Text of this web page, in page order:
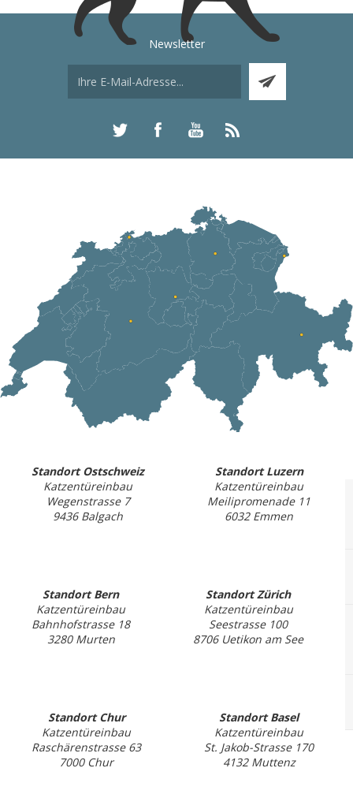
Newsletter
Standort Ostschweiz
Katzentüreinbau
Wegenstrasse 7
9436 Balgach
Standort Luzern
Katzentüreinbau
Meilipromenade 11
6032 Emmen
Standort Bern
Katzentüreinbau
Bahnhofstrasse 18
3280 Murten
Standort Zürich
Katzentüreinbau
Seestrasse 100
8706 Uetikon am See
Standort Chur
Katzentüreinbau
Raschärenstrasse 63
7000 Chur
Standort Basel
Katzentüreinbau
St. Jakob-Strasse 170
4132 Muttenz